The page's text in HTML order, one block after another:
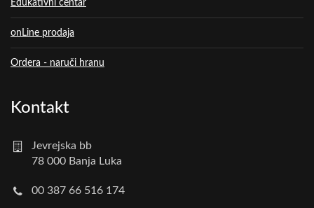
Edukativni centar
onLine prodaja
Ordera - naruči hranu
Kontakt
Jevrejska bb
78 000 Banja Luka
00 387 66 516 174